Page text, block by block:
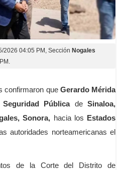
2026 04:05 PM , Sección Nogales
confirmaron que Gerardo Mérida
Seguridad PúblicadeSinaloa,
Sonora, hacia los Estados
autoridades norteamericanas el
de la Corte del Distrito de